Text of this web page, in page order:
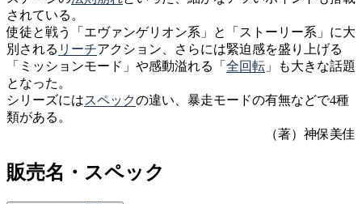
されている。
使徒と戦う「エヴァンゲリオン系」と「ストーリー系」に大
別される リーチアクション、さらには緊迫感を盛り上げる
「ミッションモード」や感動溢れる「 全回転 」も大きな話題
となった。
シリーズにはスペックの違い、暴走モードの有無などで4種
類がある。
（著）神保美佳
販売名・スペック